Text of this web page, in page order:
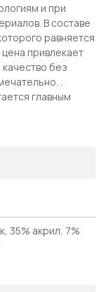
и при
В составе
равняется
цена привлекает
без
.
главным
35% акрил, 7%